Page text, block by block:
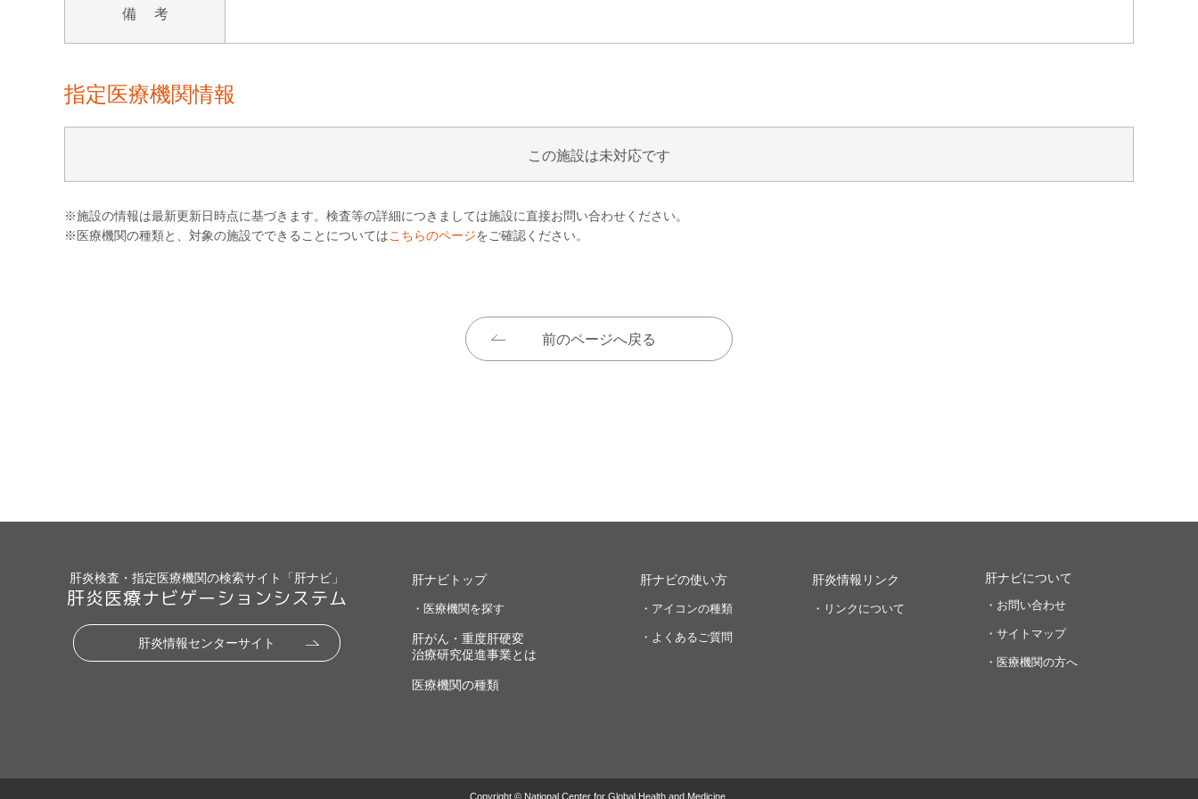
備 考
指定医療機関情報
この施設は未対応です
※施設の情報は最新更新日時点に基づきます。検査等の詳細につきましては施設に直接お問い合わせください。
※医療機関の種類と、対象の施設でできることについてはこちらのページをご確認ください。
前のページへ戻る
肝炎検査・指定医療機関の検索サイト「肝ナビ」
肝炎医療ナビゲーションシステム
肝炎情報センターサイト
肝ナビトップ
・医療機関を探す
肝がん・重度肝硬変
治療研究促進事業とは
医療機関の種類
肝ナビの使い方
・アイコンの種類
・よくあるご質問
肝炎情報リンク
・リンクについて
肝ナビについて
・お問い合わせ
・サイトマップ
・医療機関の方へ
Copyright © National Center for Global Health and Medicine.